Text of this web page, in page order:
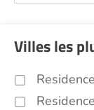
Villes les